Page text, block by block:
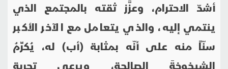
أشدّ الاحترام، وعزَّز ثقته بالمجتمع الذي
ينتمي إليه، والذي يتعامل مع الآخر الأكبر
سنّاً منه على أنّه بمثابة (أب) له، يُكرِّمُ
الشيخوخةَ الصالحة، ويرعى تجربة